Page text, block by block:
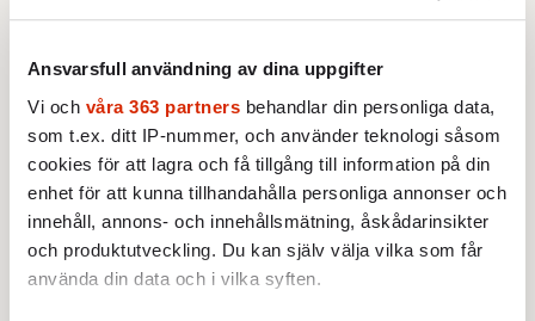
Ansvarsfull användning av dina uppgifter
Vi och våra 363 partners behandlar din personliga data,
som t.ex. ditt IP-nummer, och använder teknologi såsom
cookies för att lagra och få tillgång till information på din
enhet för att kunna tillhandahålla personliga annonser och
innehåll, annons- och innehållsmätning, åskådarinsikter
och produktutveckling. Du kan själv välja vilka som får
använda din data och i vilka syften.
Läs även: Grattis, Posten! En nöjd kund!
Tiktok-skojarens lönsamma lögn